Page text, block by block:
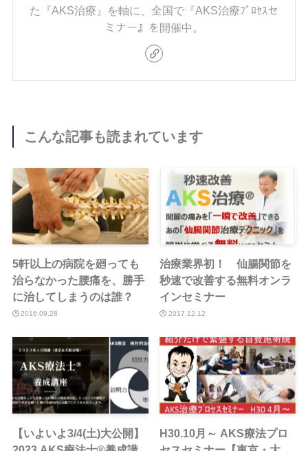
た『AKS治療』を軸に、全国で『AKS治療ﾌﾟﾛｾｽセ
ミナー』を開催中。
こんな記事も読まれています
5軒以上の病院を廻っても
治らなかった腰痛を、勝手
に治してしまうのは誰？
2016.09.28
治療業界初！ 仙腸関節を
秒速で改善する無料オンラ
インセミナー
2017.12.12
【いよいよ3/4(土)大公開】
H30.10月～ AKS療法プロ